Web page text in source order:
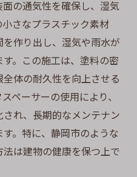
に与える影響
での実践例
の施工技術
めるための選択肢
と健康への影響
化を防ぐ理由
スペーサーの具体的効
化のプロセス
の通気性を確保し、湿気
さなプラスチック素材
作り出し、湿気や雨水が
。この施工は、塗料の密
体の耐久性を向上させる
ペーサーの使用により、
れ、長期的なメンテナン
。特に、静岡市のような
は建物の健康を保つ上で